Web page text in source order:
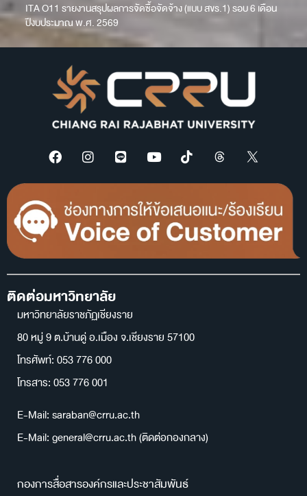
ITA O11 รายงานสรุปผลการจัดซื้อจัดจ้าง (แบบ สขร.1) รอบ 6 เดือน
ปีงบประมาณ พ.ศ. 2569
ติดต่อมหาวิทยาลัย
มหาวิทยาลัยราชภัฏเชียงราย
80 หมู่ 9 ต.บ้านดู่ อ.เมือง จ.เชียงราย 57100
โทรศัพท์: 053 776 000
โทรสาร: 053 776 001
E-Mail: saraban@crru.ac.th
E-Mail: general@crru.ac.th (ติดต่อกองกลาง)
กองการสื่อสารองค์กรและประชาสัมพันธ์